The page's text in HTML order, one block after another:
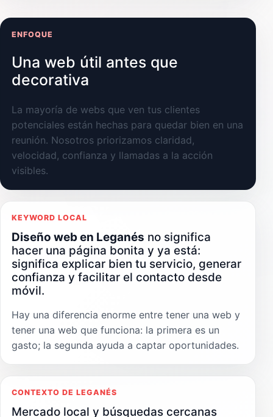
ENFOQUE
Una web útil antes que
decorativa
La mayoría de webs que ven tus clientes
potenciales están hechas para quedar bien en una
reunión. Nosotros priorizamos claridad,
velocidad, confianza y llamadas a la acción
visibles.
KEYWORD LOCAL
Diseño web en Leganés no significa
hacer una página bonita y ya está:
significa explicar bien tu servicio, generar
confianza y facilitar el contacto desde
móvil.
Hay una diferencia enorme entre tener una web y
tener una web que funciona: la primera es un
gasto; la segunda ayuda a captar oportunidades.
CONTEXTO DE LEGANÉS
Mercado local y búsquedas cercanas